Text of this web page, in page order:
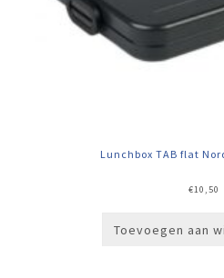
Lunchbox TAB flat
€10,50
Toevoegen aan